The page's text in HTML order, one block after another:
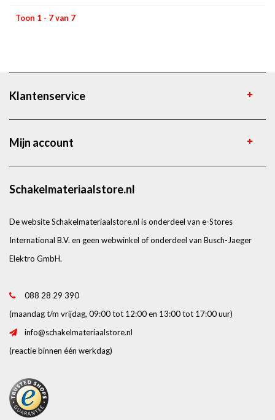
Toon 1 - 7 van 7
Klantenservice
Mijn account
Schakelmateriaalstore.nl
De website Schakelmateriaalstore.nl is onderdeel van e-Stores
International B.V. en geen webwinkel of onderdeel van Busch-Jaeger
Elektro GmbH.
088 28 29 390
(maandag t/m vrijdag, 09:00 tot 12:00 en 13:00 tot 17:00 uur)
info@schakelmateriaalstore.nl
(reactie binnen één werkdag)